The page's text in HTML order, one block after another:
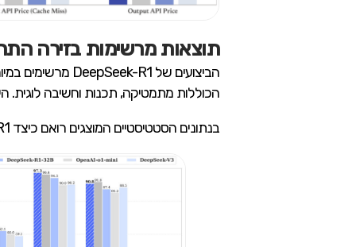
תוצאות מרשימות בזירה
הכוללות מתמטיקה, תכנות וחשיבה
בנתונים הסטטיסטיים המוצגים רואם כיצד DeepSeek-R1 מנצח את המודלים המתקדמים של Openai וClaude שהם המובילים בתחום כמעט בכל פרמטר.